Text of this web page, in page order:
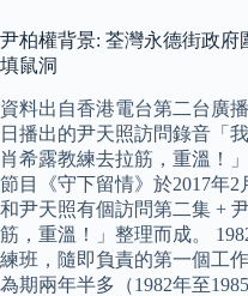
尹柏權背景: 荃灣永德街政
填鼠洞
資料出自香港電台第二台廣
日播出的尹天照訪問錄音「
肖希露教練去拉筋，重溫！
節目《守下留情》於2017年
和尹天照有個訪問第二集 +
筋，重溫！」整理而成。
練班，隨即負責的第一個工
為期兩年半多（1982年至